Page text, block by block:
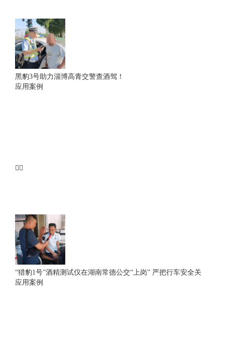
黑豹3号助力淄博高青交警查酒驾！
应用案例
“猎豹1号”酒精测试仪在湖南常德公交“上岗” 严把行车安全关
应用案例